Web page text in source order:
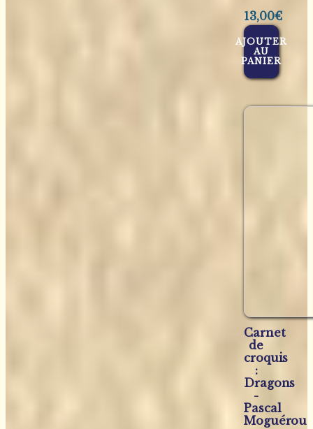
13,00€
AJOUTER
AU
PANIER
Carnet
de
croquis
:
Dragons
-
Pascal
Moguérou